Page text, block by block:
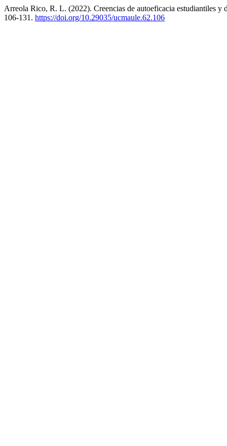
Arreola Rico, R. L. (2022). Creencias de autoeficacia estudiantiles
106-131. https://doi.org/10.29035/ucmaule.62.106